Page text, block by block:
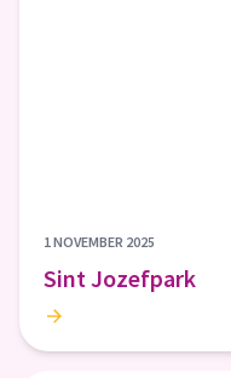
1 NOVEMBER 2025
Sint Jozefpark